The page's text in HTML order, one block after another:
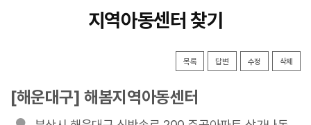
지역아동센터 찾기
목록 답변 수정 삭제
[해운대구] 해봄지역아동센터